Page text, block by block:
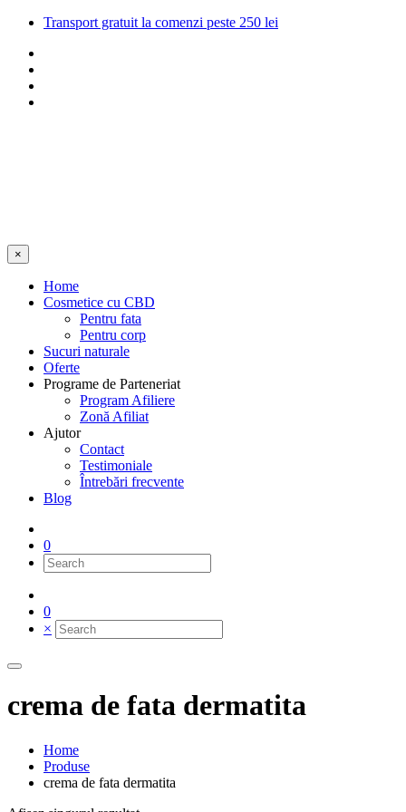
Transport gratuit la comenzi peste 250 lei
×
Home
Cosmetice cu CBD
Pentru fata
Pentru corp
Sucuri naturale
Oferte
Programe de Parteneriat
Program Afiliere
Zonă Afiliat
Ajutor
Contact
Testimoniale
Întrebări frecvente
Blog
0
0
×
crema de fata dermatita
Home
Produse
crema de fata dermatita